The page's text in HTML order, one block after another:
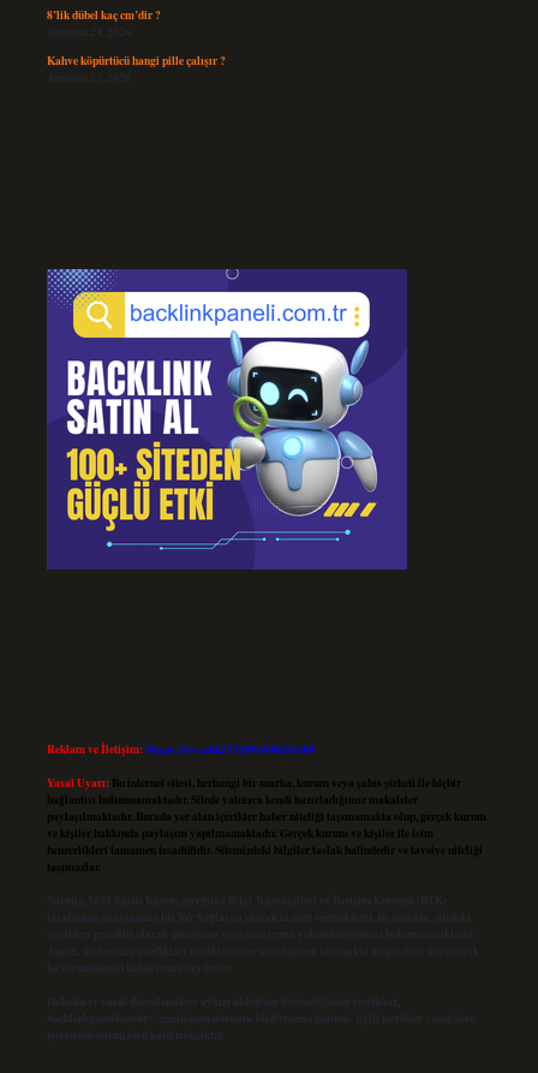
8’lik dübel kaç cm’dir ?
Temmuz 24, 2026
Kahve köpürtücü hangi pille çalışır ?
Temmuz 23, 2026
Reklam ve İletişim:Skype: live:.cid.575569c608265c69
Yasal Uyarı: Bu internet sitesi, herhangi bir marka, kurum veya şahıs şirketi ile hiçbir
bağlantısı bulunmamaktadır. Sitede yalnızca kendi hazırladığımız makaleler
paylaşılmaktadır. Burada yer alan içerikler haber niteliği taşımamakta olup, gerçek kurum
ve kişiler hakkında paylaşım yapılmamaktadır. Gerçek kurum ve kişiler ile isim
benzerlikleri tamamen tesadüfidir. Sitemizdeki bilgiler taslak halindedir ve tavsiye niteliği
taşımazlar.
Sitemiz, 5651 Sayılı Kanun gereğince Bilgi Teknolojileri ve İletişim Kurumu (BTK)
tarafından onaylanmış bir Yer Sağlayıcı olarak hizmet vermektedir. Bu nedenle, sitedeki
içerikleri proaktif olarak denetleme veya araştırma yükümlülüğümüz bulunmamaktadır.
Ancak, üyelerimiz yazdıkları içeriklerin sorumluluğunu taşımakta olup, siteye üye olarak
bu sorumluluğu kabul etmiş sayılırlar.
Hukuka ve yasal düzenlemelere aykırı olduğunu düşündüğünüz içerikleri,
backlinkpanelicomtr@gmail.com adresine bildirmeniz halinde, ilgili içerikler yasal süre
içerisinde sitemizden kaldırılacaktır.